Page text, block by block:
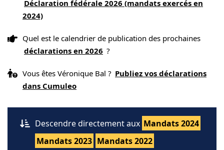
Déclaration fédérale 2026 (mandats exercés en
2024)
Quel est le calendrier de publication des prochaines
déclarations en 2026 ?
Vous êtes Véronique Bal ? Publiez vos déclarations
dans Cumuleo
Descendre directement aux Mandats 2024
Mandats 2023 Mandats 2022